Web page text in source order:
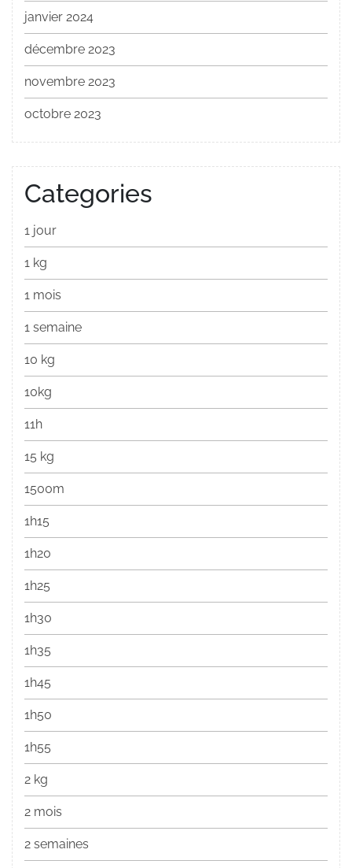
janvier 2024
décembre 2023
novembre 2023
octobre 2023
Categories
1 jour
1 kg
1 mois
1 semaine
10 kg
10kg
11h
15 kg
1500m
1h15
1h20
1h25
1h30
1h35
1h45
1h50
1h55
2 kg
2 mois
2 semaines